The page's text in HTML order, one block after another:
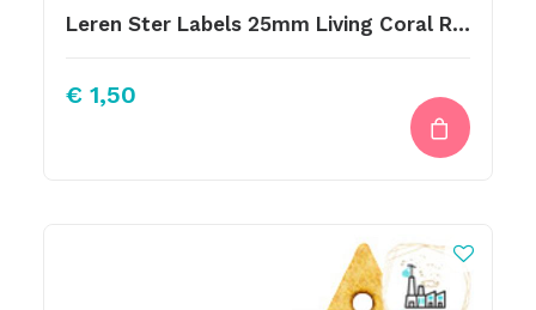
Leren Ster Labels 25mm Living Coral Red
€ 1,50